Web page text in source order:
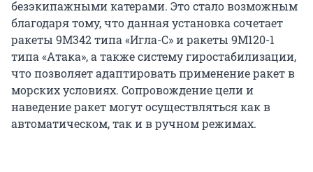
безэкипажными катерами. Это стало возможным
благодаря тому, что данная установка сочетает
ракеты 9М342 типа «Игла-С» и ракеты 9М120-1
типа «Атака», а также систему гиростабилизации,
что позволяет адаптировать применение ракет в
морских условиях. Сопровождение цели и
наведение ракет могут осуществляться как в
автоматическом, так и в ручном режимах.